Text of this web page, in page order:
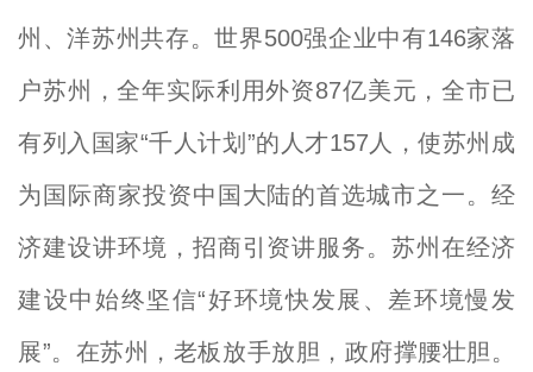
州、洋苏州共存。世界500强企业中有146家落
户苏州，全年实际利用外资87亿美元，全市已
有列入国家“千人计划”的人才157人，使苏州成
为国际商家投资中国大陆的首选城市之一。经
济建设讲环境，招商引资讲服务。苏州在经济
建设中始终坚信“好环境快发展、差环境慢发
展”。在苏州，老板放手放胆，政府撑腰壮胆。